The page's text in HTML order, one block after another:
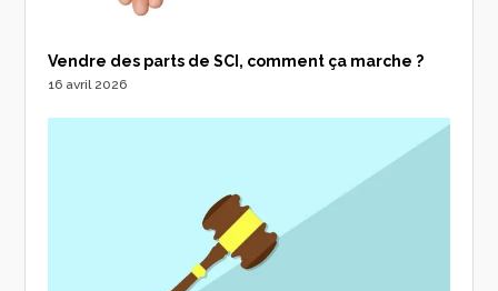
Vendre des parts de SCI, comment ça marche ?
16 avril 2026